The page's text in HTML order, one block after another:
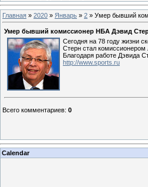
Главная » 2020 » Январь » 2 » Умер бывший
Умер бывший комиссионер НБА Дэвид
Сегодня на 78 году жизни
Стерн стал комиссионером
Благодаря работе Дэвида
http://www.sports.ru
Всего комментариев: 0
Calendar